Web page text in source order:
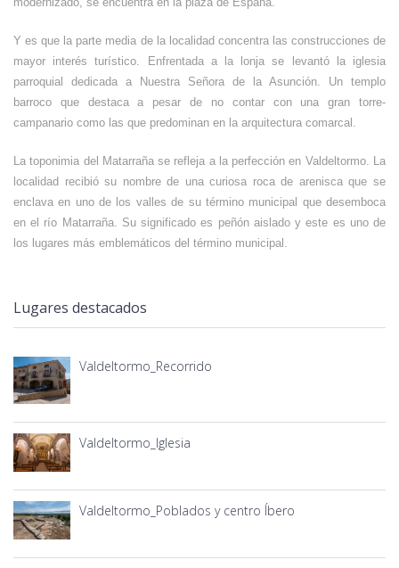
Y es que la parte media de la localidad concentra las construcciones de
mayor interés turístico. Enfrentada a la lonja se levantó la iglesia
parroquial dedicada a Nuestra Señora de la Asunción. Un templo
barroco que destaca a pesar de no contar con una gran torre-
campanario como las que predominan en la arquitectura comarcal.
La toponimia del Matarraña se refleja a la perfección en Valdeltormo. La
localidad recibió su nombre de una curiosa roca de arenisca que se
enclava en uno de los valles de su término municipal que desemboca
en el río Matarraña. Su significado es peñón aislado y este es uno de
los lugares más emblemáticos del término municipal.
Lugares destacados
Valdeltormo_Recorrido
Valdeltormo_Iglesia
Valdeltormo_Poblados y centro Íbero